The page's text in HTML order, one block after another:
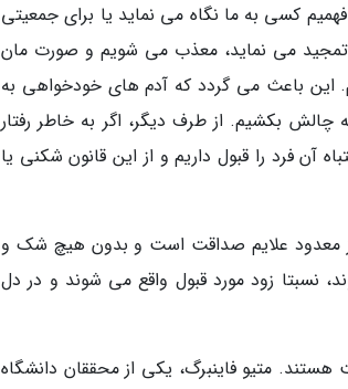
کسی به ما نگاه می نماید یا برای جمعیتی
می نماید، معذب می شویم و صورت مان
این باعث می گردد که آدم های خودخواهی به
چالش بکشیم. از طرف دیگر، اگر به خاطر رفتار
فرد را قبول داریم و از این قانون شکنی یا
معدود علایم صداقت است و بدون هیچ شک و
نسبتا زود مورد قبول واقع می شوند و در دل
متیو فاینبرگ، یکی از محققان دانشگاه